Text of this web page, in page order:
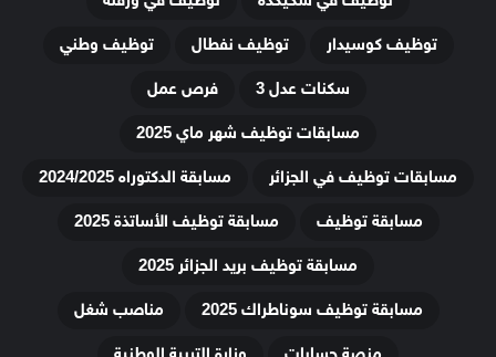
توظيف كوسيدار
توظيف نفطال
توظيف وطني
سكنات عدل 3
فرص عمل
مسابقات توظيف شهر ماي 2025
مسابقات توظيف في الجزائر
مسابقة الدكتوراه 2024/2025
مسابقة توظيف
مسابقة توظيف الأساتذة 2025
مسابقة توظيف بريد الجزائر 2025
مسابقة توظيف سوناطراك 2025
مناصب شغل